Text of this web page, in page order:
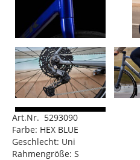
Art.Nr. 5293090
Farbe: HEX BLUE
Geschlecht: Uni
Rahmengröße: S